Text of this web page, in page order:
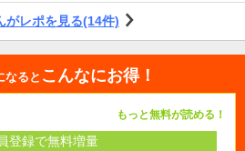
がレポを見る(14件)
なると こんなにお得！
もっと無料が読める！
登録で無料増量